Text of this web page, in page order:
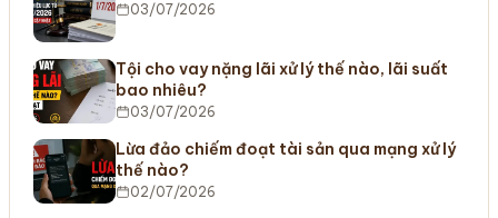
03/07/2026
Tội cho vay nặng lãi xử lý thế nào, lãi suất
bao nhiêu?
03/07/2026
Lừa đảo chiếm đoạt tài sản qua mạng xử lý
thế nào?
02/07/2026